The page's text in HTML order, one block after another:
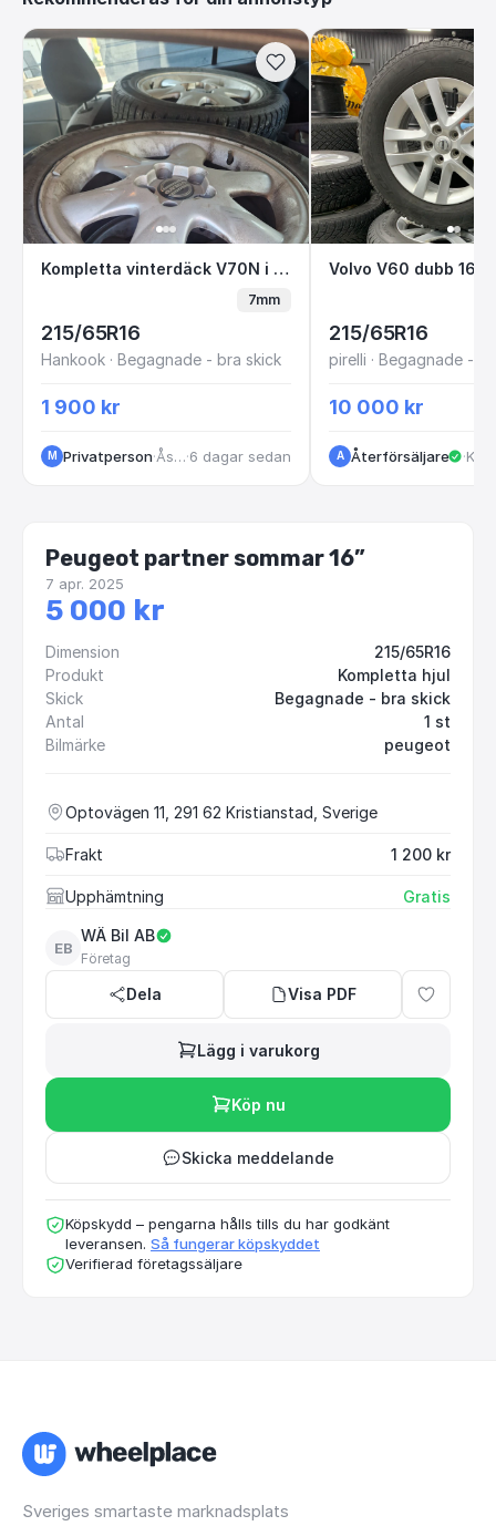
Kompletta vinterdäck V70N i fint skick.
Kompletta vinterdäck V70N i fint skick.
7mm
215/65R16
Hankook · Begagnade - bra skick
1 900 kr
M Privatperson· Åstorp·6 dagar sedan
Volvo V60 dubb
215/65R16
pirelli · Begagnade -
10 000 kr
A Återförsäljare ·
Peugeot partner sommar 16”
7 apr. 2025
5 000 kr
Dimension
215/65R16
Produkt
Kompletta hjul
Skick
Begagnade - bra skick
Antal
1 st
Bilmärke
peugeot
Optovägen 11, 291 62 Kristianstad, Sverige
Frakt 1 200 kr
Upphämtning Gratis
EB
WÄ Bil AB
Företag
Dela Visa PDF
Lägg i varukorg
Köp nu
Skicka meddelande
Köpskydd – pengarna hålls tills du har godkänt
leveransen. Så fungerar köpskyddet
Verifierad företagssäljare
Sveriges smartaste marknadsplats